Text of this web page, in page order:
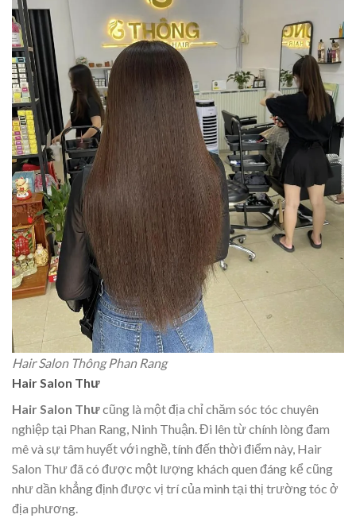
Hair Salon Thông Phan Rang
Hair Salon Thư
Hair Salon Thưcũng là một địa chỉ chăm sóc tóc chuyên
nghiệp tại Phan Rang, Ninh Thuận. Đi lên từ chính lòng đam
mê và sự tâm huyết với nghề, tính đến thời điểm này, Hair
Salon Thư đã có được một lượng khách quen đáng kể cũng
như dần khẳng định được vị trí của mình tại thị trường tóc ở
địa phương.